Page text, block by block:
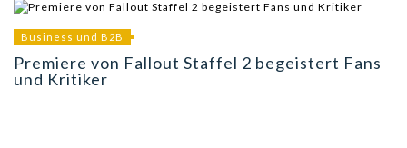
Business und B2B
Premiere von Fallout Staffel 2 begeistert Fans
und Kritiker